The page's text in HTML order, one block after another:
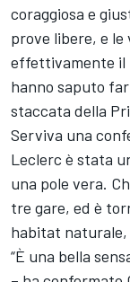
coraggiosa e
prove libere, e
effettivamente il
hanno saputo
staccata della
Serviva una
Leclerc è stata
una pole vera.
tre gare, ed è
habitat
“È una bella